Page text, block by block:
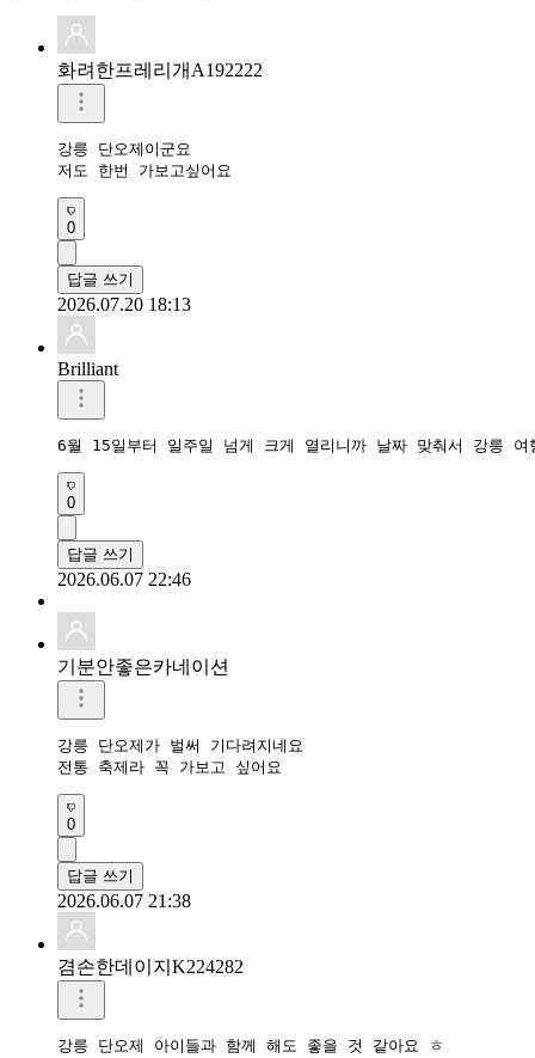
화려한프레리개A192222
강릉 단오제이군요
저도 한번 가보고싶어요
0
답글 쓰기
2026.07.20 18:13
Brilliant
6월 15일부터 일주일 넘게 크게 열리니까 날짜 맞춰서 강릉 여
0
답글 쓰기
2026.06.07 22:46
기분안좋은카네이션
강릉 단오제가 벌써 기다려지네요
전통 축제라 꼭 가보고 싶어요
0
답글 쓰기
2026.06.07 21:38
겸손한데이지K224282
강릉 단오제 아이들과 함께 해도 좋을 것 같아요 ㅎ